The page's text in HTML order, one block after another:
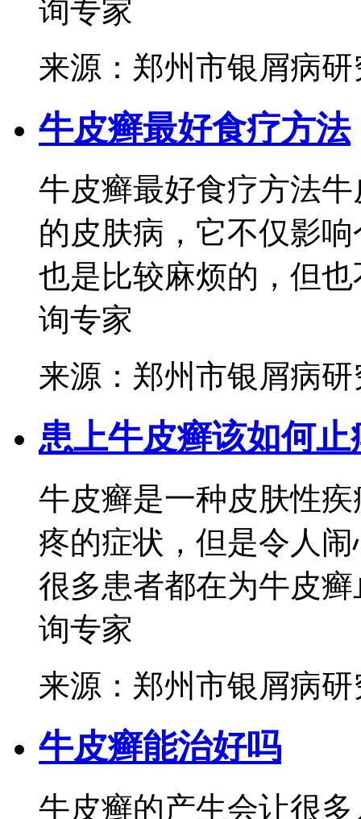
询专家
来源：郑州市银屑病
牛皮癣最好食疗方法
牛皮癣最好食疗方法
的皮肤病，它不仅影
也是比较麻烦的，但
询专家
来源：郑州市银屑病
患上牛皮癣该如何止
牛皮癣是一种皮肤性
疼的症状，但是令人
很多患者都在为牛皮
询专家
来源：郑州市银屑病
牛皮癣能治好吗
牛皮癣的产生会让很